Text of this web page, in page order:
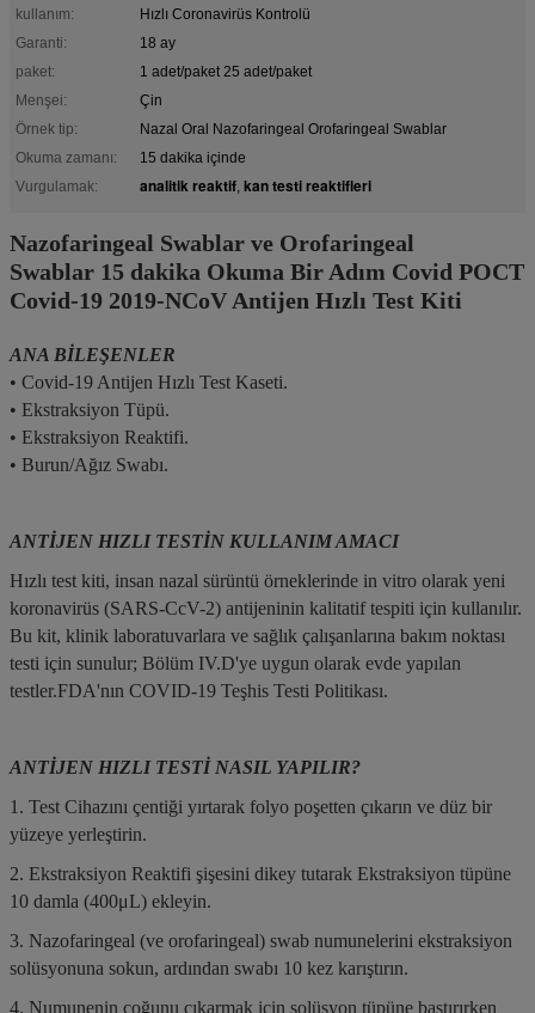
kullanım:
Hızlı Coronavirüs Kontrolü
Garanti:
18 ay
paket:
1 adet/paket 25 adet/paket
Menşei:
Çin
Örnek tip:
Nazal Oral Nazofaringeal Orofaringeal Swablar
Okuma zamanı:
15 dakika içinde
Vurgulamak:
analitik reaktif, kan testi reaktifleri
Nazofaringeal Swablar ve Orofaringeal
Swablar 15 dakika Okuma Bir Adım Covid POCT
Covid-19 2019-NCoV Antijen Hızlı Test Kiti
ANA BİLEŞENLER
• Covid-19 Antijen Hızlı Test Kaseti.
• Ekstraksiyon Tüpü.
• Ekstraksiyon Reaktifi.
• Burun/Ağız Swabı.
ANTİJEN HIZLI TESTİN KULLANIM AMACI
Hızlı test kiti, insan nazal sürüntü örneklerinde in vitro olarak yeni
koronavirüs (SARS-CcV-2) antijeninin kalitatif tespiti için kullanılır.
Bu kit, klinik laboratuvarlara ve sağlık çalışanlarına bakım noktası
testi için sunulur; Bölüm IV.D'ye uygun olarak evde yapılan
testler.FDA'nın COVID-19 Teşhis Testi Politikası.
ANTİJEN HIZLI TESTİ NASIL YAPILIR?
1. Test Cihazını çentiği yırtarak folyo poşetten çıkarın ve düz bir
yüzeye yerleştirin.
2. Ekstraksiyon Reaktifi şişesini dikey tutarak Ekstraksiyon tüpüne
10 damla (400μL) ekleyin.
3. Nazofaringeal (ve orofaringeal) swab numunelerini ekstraksiyon
solüsyonuna sokun, ardından swabı 10 kez karıştırın.
4. Numunenin çoğunu çıkarmak için solüsyon tüpüne bastırırken